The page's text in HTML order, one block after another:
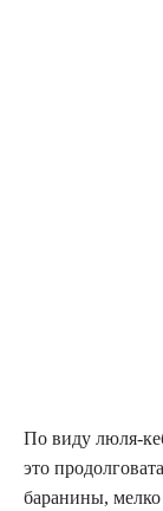
По виду люля-
это
баранины, мелко